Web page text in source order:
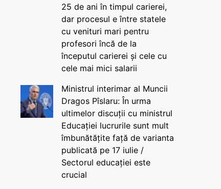
25 de ani în timpul carierei,
dar procesul e între statele
cu venituri mari pentru
profesori încă de la
începutul carierei și cele cu
cele mai mici salarii
Ministrul interimar al Muncii
Dragos Pîslaru: În urma
ultimelor discuții cu ministrul
Educației lucrurile sunt mult
îmbunătățite față de varianta
publicată pe 17 iulie /
Sectorul educației este
crucial